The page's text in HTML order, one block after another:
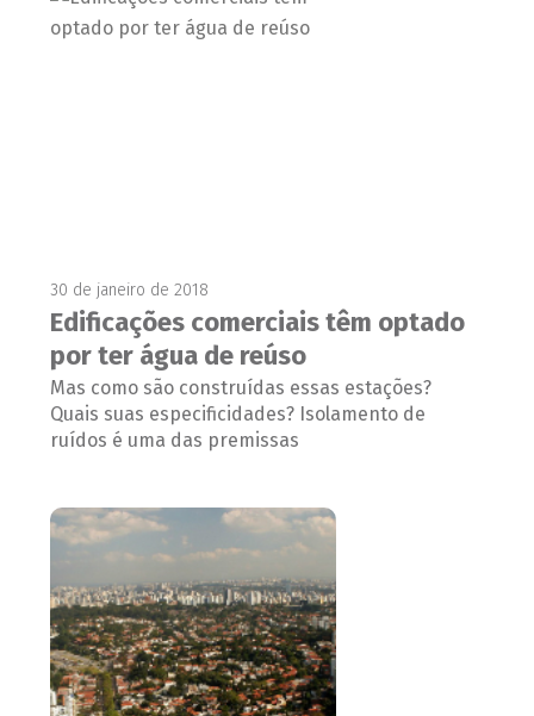
30 de janeiro de 2018
Edificações comerciais têm optado
por ter água de reúso
Mas como são construídas essas estações?
Quais suas especificidades? Isolamento de
ruídos é uma das premissas